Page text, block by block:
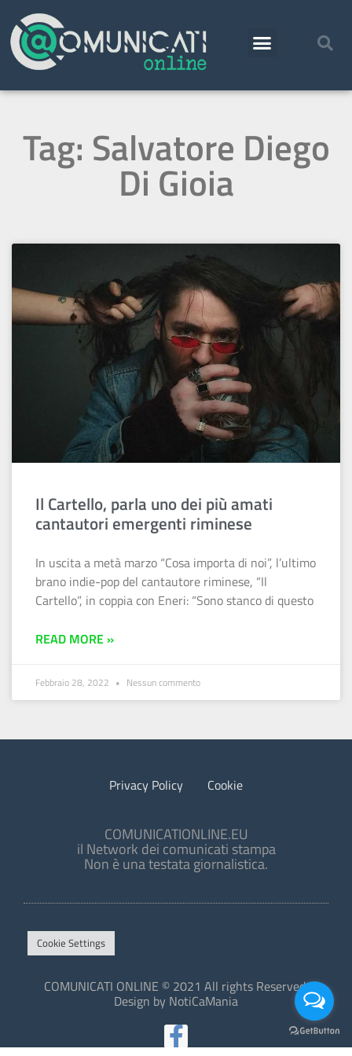
Tag: Salvatore Diego
Di Gioia
Il Cartello, parla uno dei più amati
cantautori emergenti riminese
In uscita a metà marzo “Cosa importa di noi”, l’ultimo
brano indie-pop del cantautore riminese, “Il
Cartello”, in coppia con Eneri: “Sono stanco di questo
READ MORE »
Febbraio 28, 2022 Nessun commento
Privacy Policy Cookie
COMUNICATIONLINE.EU
il Network dei comunicati stampa
Non è una testata giornalistica.
Cookie Settings
COMUNICATI ONLINE © 2021 All rights Reserved.
Design by NotiCaMania